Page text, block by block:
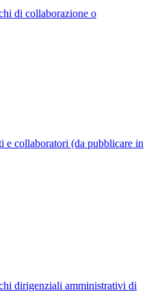
di collaborazione o
e collaboratori (da pubblicare in
dirigenziali amministrativi di